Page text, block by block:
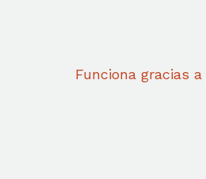
Funciona gracias a